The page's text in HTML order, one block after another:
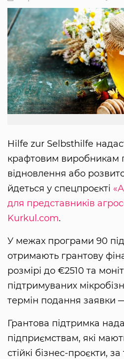
Hilfe zur Selbsthilfe
крафтовим виробникам
відновлення або
йдеться у спецпроєкті
для представників
Kurkul.com.
У межах програми 90
отримають грантову
розмірі до €2510 та
підтримуваних
термін подання заявки
Грантова підтримка
підприємствам, які
стійкі бізнес-проєкти,